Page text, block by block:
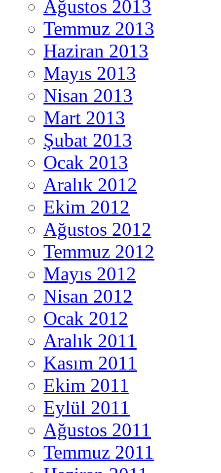
Ağustos 2013
Temmuz 2013
Haziran 2013
Mayıs 2013
Nisan 2013
Mart 2013
Şubat 2013
Ocak 2013
Aralık 2012
Ekim 2012
Ağustos 2012
Temmuz 2012
Mayıs 2012
Nisan 2012
Ocak 2012
Aralık 2011
Kasım 2011
Ekim 2011
Eylül 2011
Ağustos 2011
Temmuz 2011